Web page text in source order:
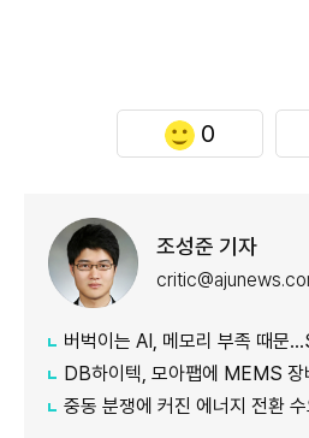
0
조성준 기자
버벅이는 AI, 메모리 부족 때문…SK하이
DB하이텍, 모아팹에 MEMS 장비 이
중동 분쟁에 커진 에너지 전환 수요…코트